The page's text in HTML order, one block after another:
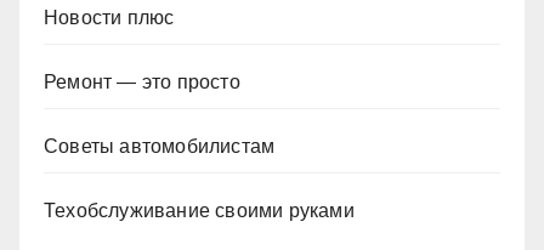
Новости плюс
Ремонт — это просто
Советы автомобилистам
Техобслуживание своими руками